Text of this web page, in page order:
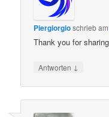
Piergiorgioschrieb
Thank you for
Antworten ↓